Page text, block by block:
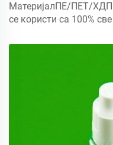
капљач боца
МатеријалПЕ/ПЕТ/
се користи са 100%
амбалажу